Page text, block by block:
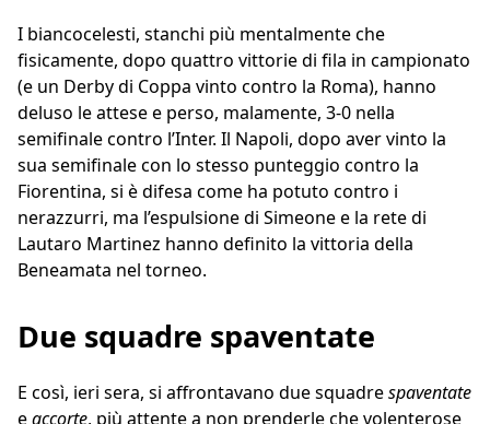
I biancocelesti, stanchi più mentalmente che
fisicamente, dopo quattro vittorie di fila in campionato
(e un Derby di Coppa vinto contro la Roma), hanno
deluso le attese e perso, malamente, 3-0 nella
semifinale contro l’Inter. Il Napoli, dopo aver vinto la
sua semifinale con lo stesso punteggio contro la
Fiorentina, si è difesa come ha potuto contro i
nerazzurri, ma l’espulsione di Simeone e la rete di
Lautaro Martinez hanno definito la vittoria della
Beneamata nel torneo.
Due squadre spaventate
E così, ieri sera, si affrontavano due squadrespaventate
eaccorte, più attente a non prenderle che volenterose